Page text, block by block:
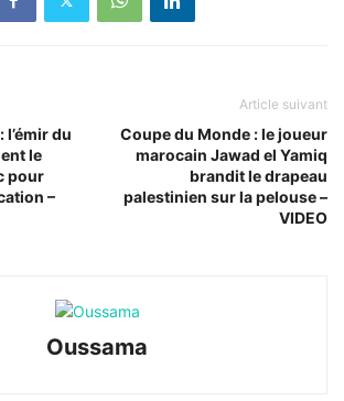
du
le
pour
–
Article suivant
Coupe du Monde : le joueur
marocain Jawad el Yamiq
brandit le drapeau
palestinien sur la pelouse –
VIDEO
Oussama